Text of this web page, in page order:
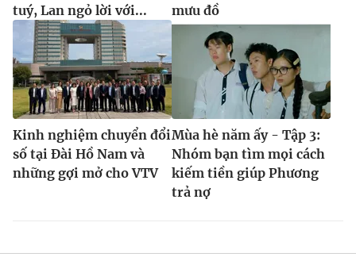
tuý, Lan ngỏ lời với...
mưu đồ
Kinh nghiệm chuyển đổi
số tại Đài Hồ Nam và
những gợi mở cho VTV
Mùa hè năm ấy - Tập 3:
Nhóm bạn tìm mọi cách
kiếm tiền giúp Phương
trả nợ